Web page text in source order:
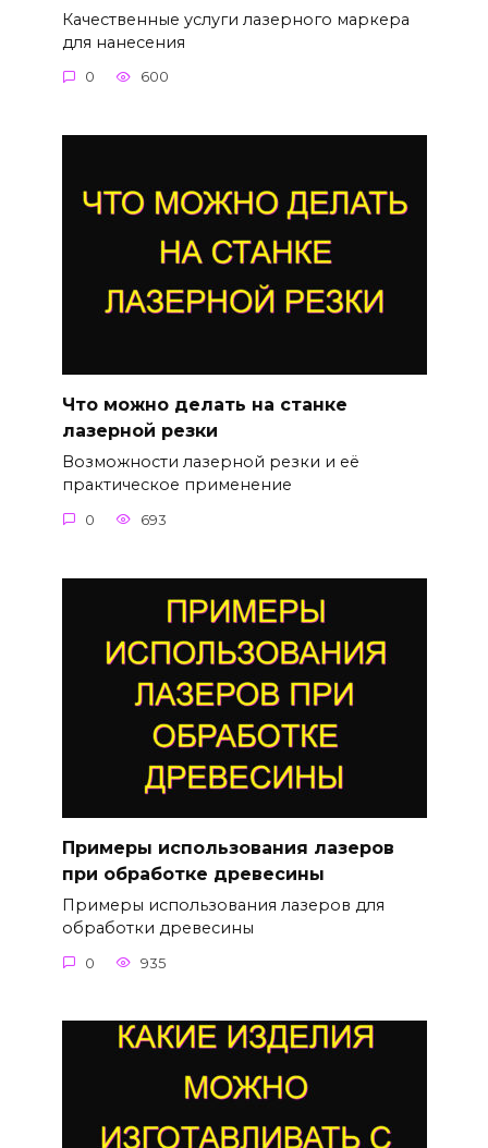
Качественные услуги лазерного маркера
для нанесения
0 600
Что можно делать на станке
лазерной резки
Возможности лазерной резки и её
практическое применение
0 693
Примеры использования лазеров
при обработке древесины
Примеры использования лазеров для
обработки древесины
0 935